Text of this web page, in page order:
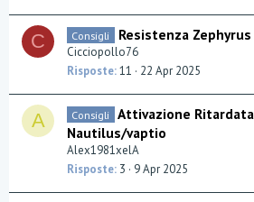
C Consigli Resistenza Zephyrus
Cicciopollo76
Risposte 11 22 Apr 2025
A Consigli
Attivazione
Nautilus/vaptio
Alex1981xelA
Risposte 3 9 Apr 2025